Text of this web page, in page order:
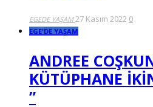
EGEDE YAŞAM27 Kasım 2022 0
EGE'DE YAŞAM
ANDREE
KÜTÜPHANE
”